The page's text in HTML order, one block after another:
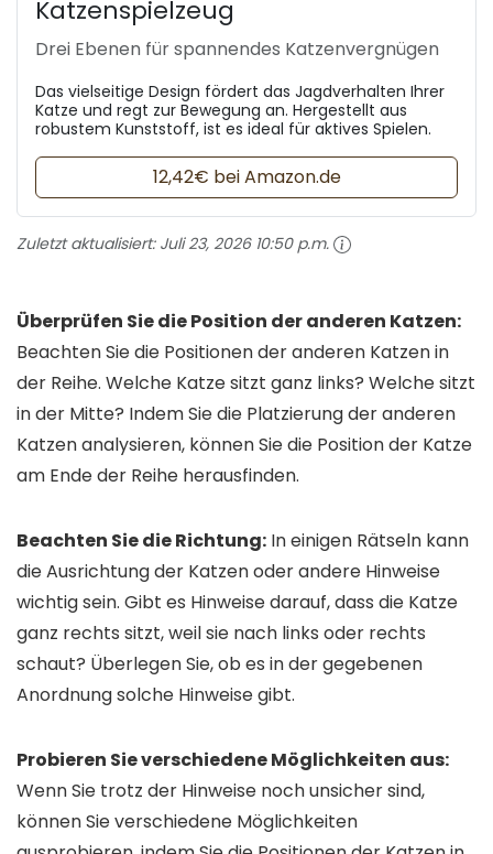
Katzenspielzeug
Drei Ebenen für spannendes Katzenvergnügen
Das vielseitige Design fördert das Jagdverhalten Ihrer
Katze und regt zur Bewegung an. Hergestellt aus
robustem Kunststoff, ist es ideal für aktives Spielen.
12,42€ bei Amazon.de
Zuletzt aktualisiert: Juli 23, 2026 10:50 p.m.
Überprüfen Sie die Position der anderen Katzen:
Beachten Sie die Positionen der anderen Katzen in
der Reihe. Welche Katze sitzt ganz links? Welche sitzt
in der Mitte? Indem Sie die Platzierung der anderen
Katzen analysieren, können Sie die Position der Katze
am Ende der Reihe herausfinden.
Beachten Sie die Richtung: In einigen Rätseln kann
die Ausrichtung der Katzen oder andere Hinweise
wichtig sein. Gibt es Hinweise darauf, dass die Katze
ganz rechts sitzt, weil sie nach links oder rechts
schaut? Überlegen Sie, ob es in der gegebenen
Anordnung solche Hinweise gibt.
Probieren Sie verschiedene Möglichkeiten aus:
Wenn Sie trotz der Hinweise noch unsicher sind,
können Sie verschiedene Möglichkeiten